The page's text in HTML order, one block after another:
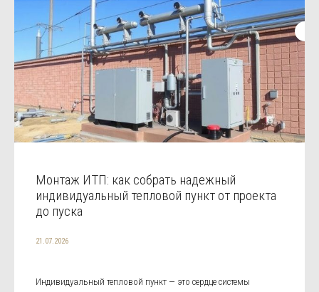
Монтаж ИТП: как собрать надежный
индивидуальный тепловой пункт от проекта
до пуска
21.07.2026
Индивидуальный тепловой пункт — это сердце системы